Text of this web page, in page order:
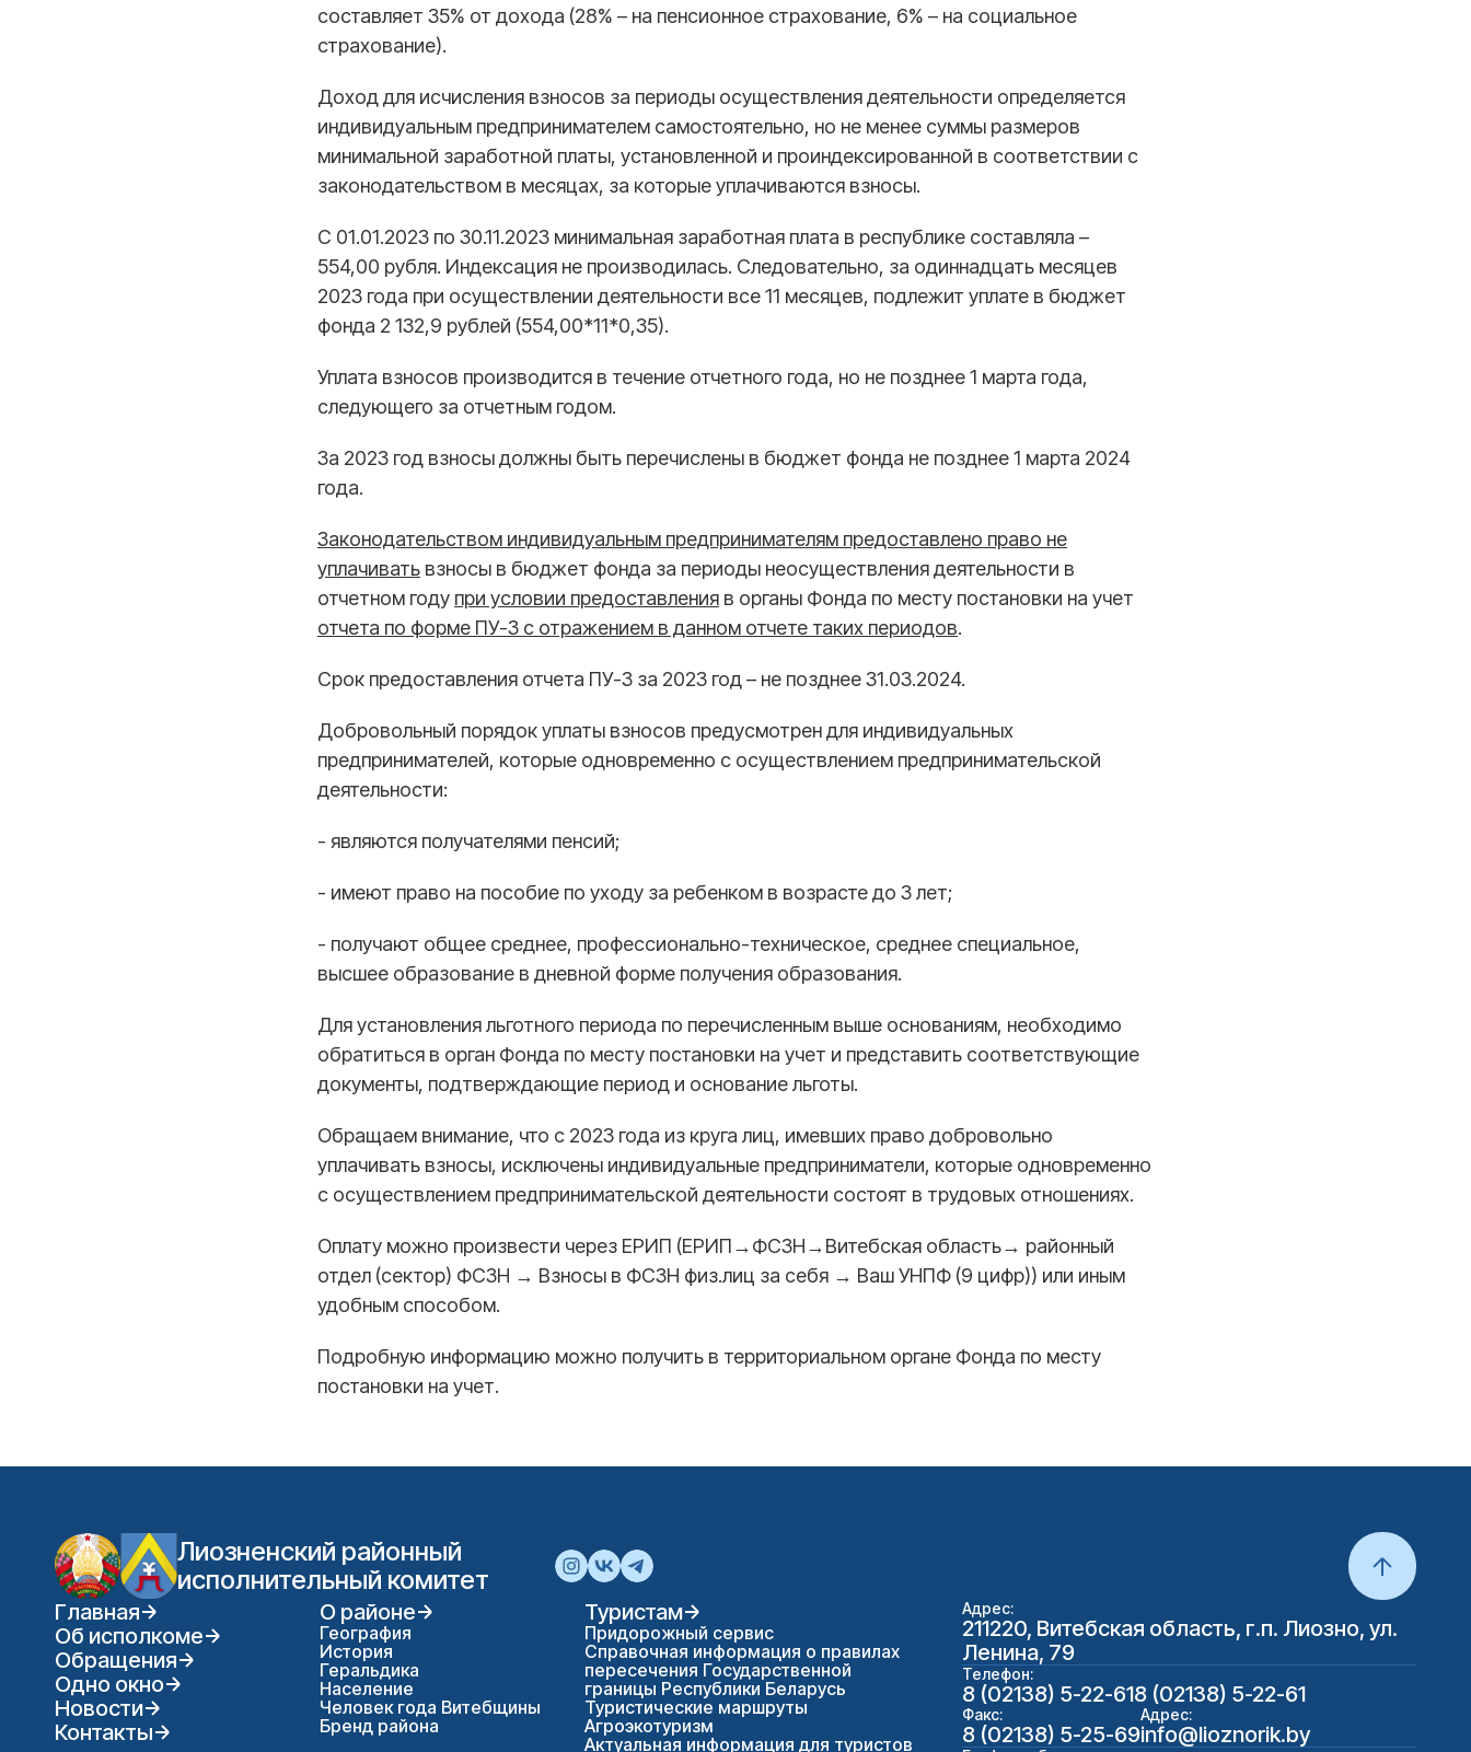
составляет 35% от дохода (28% – на пенсионное страхование, 6% – на социальное
страхование).
Доход для исчисления взносов за периоды осуществления деятельности определяется
индивидуальным предпринимателем самостоятельно, но не менее суммы размеров
минимальной заработной платы, установленной и проиндексированной в соответствии с
законодательством в месяцах, за которые уплачиваются взносы.
С 01.01.2023 по 30.11.2023 минимальная заработная плата в республике составляла –
554,00 рубля. Индексация не производилась. Следовательно, за одиннадцать месяцев
2023 года при осуществлении деятельности все 11 месяцев, подлежит уплате в бюджет
фонда 2 132,9 рублей (554,00*11*0,35).
Уплата взносов производится в течение отчетного года, но не позднее 1 марта года,
следующего за отчетным годом.
За 2023 год взносы должны быть перечислены в бюджет фонда не позднее 1 марта 2024
года.
Законодательством индивидуальным предпринимателям предоставлено право не
уплачивать взносы в бюджет фонда за периоды неосуществления деятельности в
отчетном году при условии предоставления в органы Фонда по месту постановки на учет
отчета по форме ПУ-3 с отражением в данном отчете таких периодов.
Срок предоставления отчета ПУ-3 за 2023 год – не позднее 31.03.2024.
Добровольный порядок уплаты взносов предусмотрен для индивидуальных
предпринимателей, которые одновременно с осуществлением предпринимательской
деятельности:
- являются получателями пенсий;
- имеют право на пособие по уходу за ребенком в возрасте до 3 лет;
- получают общее среднее, профессионально-техническое, среднее специальное,
высшее образование в дневной форме получения образования.
Для установления льготного периода по перечисленным выше основаниям, необходимо
обратиться в орган Фонда по месту постановки на учет и представить соответствующие
документы, подтверждающие период и основание льготы.
Обращаем внимание, что с 2023 года из круга лиц, имевших право добровольно
уплачивать взносы, исключены индивидуальные предприниматели, которые одновременно
с осуществлением предпринимательской деятельности состоят в трудовых отношениях.
Оплату можно произвести через ЕРИП (ЕРИП→ФСЗН→Витебская область→ районный
отдел (сектор) ФСЗН → Взносы в ФСЗН физ.лиц за себя → Ваш УНПФ (9 цифр)) или иным
удобным способом.
Подробную информацию можно получить в территориальном органе Фонда по месту
постановки на учет.
Лиозненский районный
исполнительный комитет
Главная
Об исполкоме
Обращения
Одно окно
Новости
Контакты
О районе
География
История
Геральдика
Население
Человек года Витебщины
Бренд района
Туристам
Придорожный сервис
Справочная информация о правилах
пересечения Государственной
границы Республики Беларусь
Туристические маршруты
Агроэкотуризм
Актуальная информация для туристов
Адрес:
211220, Витебская область, г.п. Лиозно, ул.
Ленина, 79
Телефон:
8 (02138) 5-22-618 (02138) 5-22-61
Факс:
8 (02138) 5-25-69
Адрес:
info@lioznorik.by